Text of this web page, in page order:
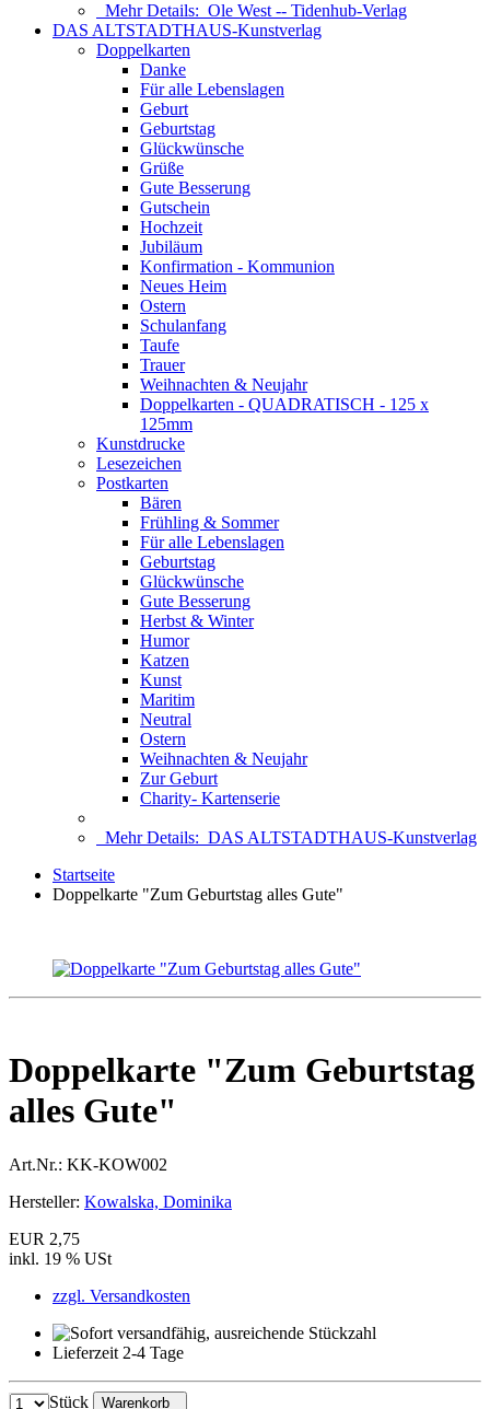
Mehr Details: Ole West -- Tidenhub-Verlag
DAS ALTSTADTHAUS-Kunstverlag
Doppelkarten
Danke
Für alle Lebenslagen
Geburt
Geburtstag
Glückwünsche
Grüße
Gute Besserung
Gutschein
Hochzeit
Jubiläum
Konfirmation - Kommunion
Neues Heim
Ostern
Schulanfang
Taufe
Trauer
Weihnachten & Neujahr
Doppelkarten - QUADRATISCH - 125 x
125mm
Kunstdrucke
Lesezeichen
Postkarten
Bären
Frühling & Sommer
Für alle Lebenslagen
Geburtstag
Glückwünsche
Gute Besserung
Herbst & Winter
Humor
Katzen
Kunst
Maritim
Neutral
Ostern
Weihnachten & Neujahr
Zur Geburt
Charity- Kartenserie
Mehr Details: DAS ALTSTADTHAUS-Kunstverlag
Startseite
Doppelkarte "Zum Geburtstag alles Gute"
Doppelkarte "Zum Geburtstag
alles Gute"
Art.Nr.: KK-KOW002
Hersteller: Kowalska, Dominika
EUR 2,75
inkl. 19 % USt
zzgl. Versandkosten
Lieferzeit 2-4 Tage
Stück Warenkorb